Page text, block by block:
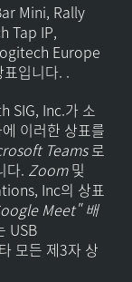
Mini, Rally
Tap IP,
Europe
입니다. .
SIG, Inc.가 소
이러한 상표를
Teams로
다. Zoom및
Inc의 상표
Meet" 배
USB
모든 제3자 상